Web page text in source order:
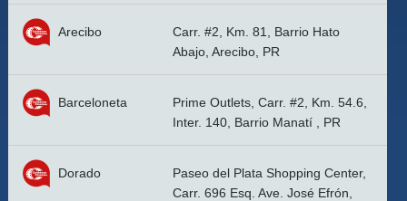
Arecibo
Carr. #2, Km. 81, Barrio Hato
Abajo, Arecibo, PR
Barceloneta
Prime Outlets, Carr. #2, Km. 54.6,
Inter. 140, Barrio Manatí , PR
Dorado
Paseo del Plata Shopping Center,
Carr. 696 Esq. Ave. José Efrón,